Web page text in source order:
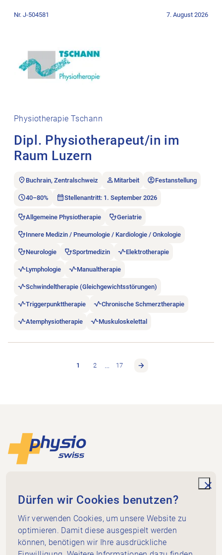
Physiotherapie Tschann
Dipl. Physiotherapeut/in im
Raum Luzern
Nr. J-504581 7. August 2026
Buchrain, Zentralschweiz Mitarbeit Festanstellung
40–80% Stellenantritt: 1. September 2026
Allgemeine Physiotherapie Geriatrie
Innere Medizin / Pneumologie / Kardiologie / Onkologie
Neurologie Sportmedizin Elektrotherapie
Lymphologie Manualtherapie
Schwindeltherapie (Gleichgewichtsstörungen)
Triggerpunkttherapie Chronische Schmerztherapie
Atemphysiotherapie Muskuloskelettal
1 2 … 17
Footer
Dammweg 3
3013 Bern
+41 58 255 36 00
info@physioswiss.ch
Social Media
Wichtiges
Dürfen wir Cookies benutzen?
Wir verwenden Cookies, um unsere Website zu
optimieren. Damit diese ausgespielt werden
können, benötigen wir Ihre ausdrückliche